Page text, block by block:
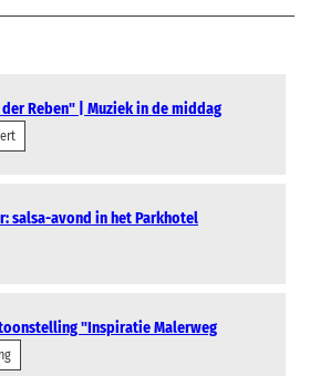
Reben" | Muziek in de middag
salsa-avond in het Parkhotel
"Inspiratie Malerweg